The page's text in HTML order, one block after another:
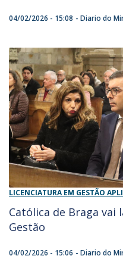
04/02/2026 - 15:08 Diario do
LICENCIATURA EM GESTÃO
Católica de Braga vai
Gestão
04/02/2026 - 15:06 Diario do